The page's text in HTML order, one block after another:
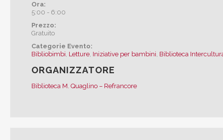
Ora:
5:00 - 6:00
Prezzo:
Gratuito
Categorie Evento:
Bibliobimbi, Letture, Iniziative per bambini, Biblioteca
ORGANIZZATORE
Biblioteca M. Quaglino – Refrancore